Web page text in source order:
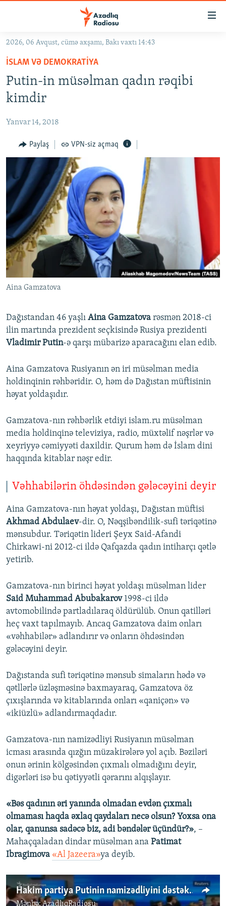
Əsas
qayıt
Əsas
naviqasiyaya
qayıt
KORRUPSIOMETR
FƏRQƏ BAX
QANUNI DOĞRU
ARAŞDIRMA
MULTIMEDIA
VIDEO
FOTOQALEREYA
İNFOQRAFIKA
KARIKATURA
RADIO ARXIV
OXU ZALI
AZƏRBAYCAN ƏDƏBIYYATI KITABXANASI
İSLAM VƏ DEMOKRATIYA
İZ - MƏDƏNIYYƏT PROQRAMI
HAQQIMIZDA
MISSIYAMIZ
PEŞƏ ETIKASI VƏ JURNALISTIKA STANDARTLARIMIZ
MATERIALLARIMIZDAN ISTIFADƏ
AZADLIQRADIOSU MOBIL TELEFONUNUZDA
XƏBƏR BÜLLETENLƏRIMIZ
BIZI IZLƏ
RFE/RL-in bütün saytları
2026, 06 Avqust, cümə axşamı, Bakı vaxtı 14:43
İSLAM VƏ DEMOKRATIYA
Putin-in müsəlman qadın rəqibi
kimdir
Yanvar 14, 2018
Paylaş VPN-siz açmaq
Aina Gamzatova
Dağıstandan 46 yaşlı Aina Gamzatova rəsmən 2018-ci
ilin martında prezident seçkisində Rusiya prezidenti
Vladimir Putin-ə qarşı mübarizə aparacağını elan edib.
Aina Gamzatova Rusiyanın ən iri müsəlman media
holdinqinin rəhbəridir. O, həm də Dağıstan müftisinin
həyat yoldaşıdır.
Gamzatova-nın rəhbərlik etdiyi islam.ru müsəlman
media holdinqinə televiziya, radio, müxtəlif nəşrlər və
xeyriyyə cəmiyyəti daxildir. Qurum həm də İslam dini
haqqında kitablar nəşr edir.
Vəhhabilərin öhdəsindən gələcəyini deyir
Aina Gamzatova-nın həyat yoldaşı, Dağıstan müftisi
Akhmad Abdulaev-dir. O, Nəqşibəndilik-sufi təriqətinə
mənsubdur. Təriqətin lideri Şeyx Said-Afandi
Chirkawi-ni 2012-ci ildə Qafqazda qadın intiharçı qətlə
yetirib.
Gamzatova-nın birinci həyat yoldaşı müsəlman lider
Said Muhammad Abubakarov1998-ci ildə
avtomobilində partladılaraq öldürülüb. Onun qatilləri
heç vaxt tapılmayıb. Ancaq Gamzatova daim onları
«vəhhabilər» adlandırır və onların öhdəsindən
gələcəyini deyir.
Dağıstanda sufi təriqətinə mənsub simaların hədə və
qətllərlə üzləşməsinə baxmayaraq, Gamzatova öz
çıxışlarında və kitablarında onları «qaniçən» və
«ikiüzlü» adlandırmaqdadır.
Gamzatova-nın namizədliyi Rusiyanın müsəlman
icması arasında qızğın müzakirələrə yol açıb. Bəziləri
onun ərinin kölgəsindən çıxmalı olmadığını deyir,
digərləri isə bu qətiyyətli qərarını alqışlayır.
«Bəs qadının əri yanında olmadan evdən çıxmalı
olmaması haqda əxlaq qaydaları necə olsun? Yoxsa ona
olar, qanunsa sadəcə biz, adi bəndələr üçündür?», –
Mahaçqaladan dindar müsəlman ana Patimat
Ibragimova «Al Jazeera»ya deyib.
Hakim partiya Putinin namizədliyini dəstəklədi
Mənbə:AzadlıqRadiosu